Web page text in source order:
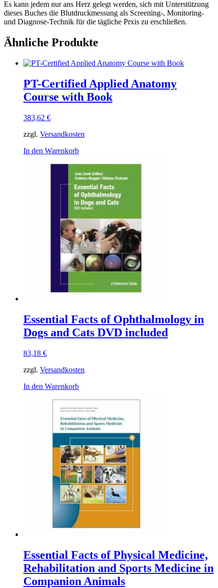
Es kann jedem nur ans Herz gelegt werden, sich mit Unterstützung
dieses Buches die Blutdruckmessung als Screening-, Monitoring-
und Diagnose-Technik für die tägliche Prxis zu erschließen.
Ähnliche Produkte
PT-Certified Applied Anatomy
Course with Book
383,62 €
zzgl. Versandkosten
In den Warenkorb
Essential Facts of Ophthalmology in
Dogs and Cats DVD included
83,18 €
zzgl. Versandkosten
In den Warenkorb
Essential Facts of Physical Medicine,
Rehabilitation and Sports Medicine in
Companion Animals